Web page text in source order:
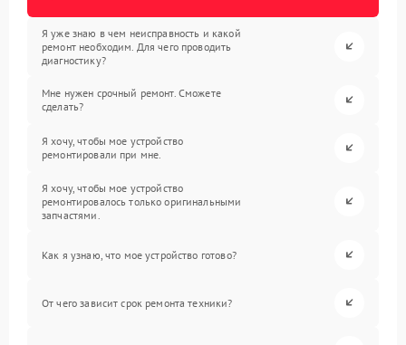
Я уже знаю в чем неисправность и какой
ремонт необходим. Для чего проводить
диагностику?
Мне нужен срочный ремонт. Сможете
сделать?
Я хочу, чтобы мое устройство
ремонтировали при мне.
Я хочу, чтобы мое устройство
ремонтировалось только оригинальными
запчастями.
Как я узнаю, что мое устройство готово?
От чего зависит срок ремонта техники?